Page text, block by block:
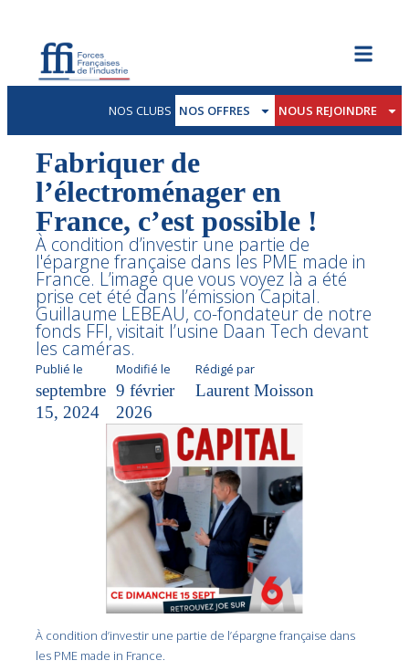
NOS CLUBS NOS OFFRES NOUS REJOINDRE
Fabriquer de
l’électroménager en
France, c’est possible !
À condition d’investir une partie de
l'épargne française dans les PME made in
France. L’image que vous voyez là a été
prise cet été dans l’émission Capital.
Guillaume LEBEAU, co-fondateur de notre
fonds FFI, visitait l’usine Daan Tech devant
les caméras.
Publié le
septembre
15, 2024
Modifié le
9 février
2026
Rédigé par
Laurent Moisson
À condition d’investir une partie de l’épargne française dans
les PME made in France.